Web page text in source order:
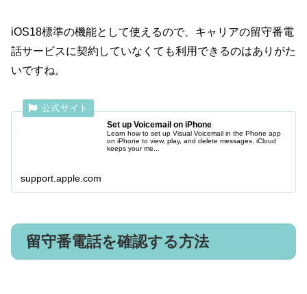
iOS18標準の機能として使えるので、キャリアの留守番電
話サービスに契約していなくても利用できるのはありがた
いですね。
Set up Voicemail on iPhone
Learn how to set up Visual Voicemail in the Phone app
on iPhone to view, play, and delete messages. iCloud
keeps your me...
support.apple.com
留守番電話を確認する方法